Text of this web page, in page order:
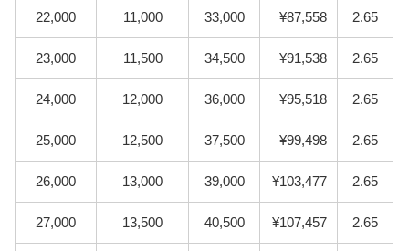
22,000 11,000 33,000 ¥87,558 2.65
23,000 11,500 34,500 ¥91,538 2.65
24,000 12,000 36,000 ¥95,518 2.65
25,000 12,500 37,500 ¥99,498 2.65
26,000 13,000 39,000 ¥103,477 2.65
27,000 13,500 40,500 ¥107,457 2.65